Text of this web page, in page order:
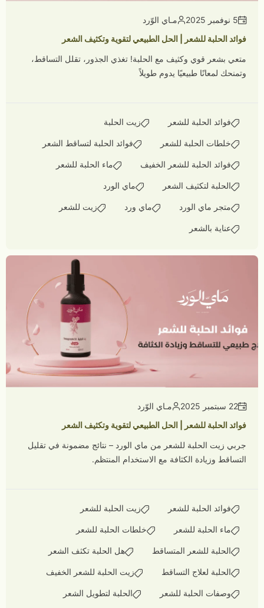
5 نوفمبر 2025
مـاي الوّرد
فوائد الحلبة للشعر | الحل الطبيعي لتقوية وتكثيف الشعر
متعي بشعر قوي وكثيف مع الحلبة! تغذي الجذور، تقلل التساقط،
وتمنحك لمعانًا طبيعيًا يدوم طويلاً
فوائد الحلبة للشعر زيت الحلبة
خلطات الحلبة للشعر فوائد الحلبة لتساقط الشعر
فوائد الحلبة للشعر الخفيف ماء الحلبة للشعر
الحلبة لتكثيف الشعر ماي الورد
متجر ماي الورد ماي ورد زيت للشعر
عناية بالشعر
22 سبتمبر 2025
مـاي الوّرد
فوائد الحلبة للشعر | الحل الطبيعي لتقوية وتكثيف الشعر
جربي زيت الحلبة للشعر من ماي الورد – نتائج مضمونة في تقليل
التساقط وزيادة الكثافة مع الاستخدام المنتظم.
فوائد الحلبة للشعر زيت الحلبة للشعر
ماء الحلبة للشعر خلطات الحلبة للشعر
الحلبة للشعر المتساقط هل الحلبة تكثف الشعر
الحلبة لعلاج التساقط زيت الحلبة للشعر الخفيف
وصفات الحلبة للشعر الحلبة لتطويل الشعر